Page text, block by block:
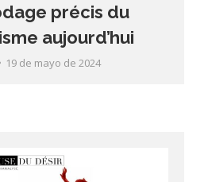
précis du
aujourd’hui
19 de mayo de 2024